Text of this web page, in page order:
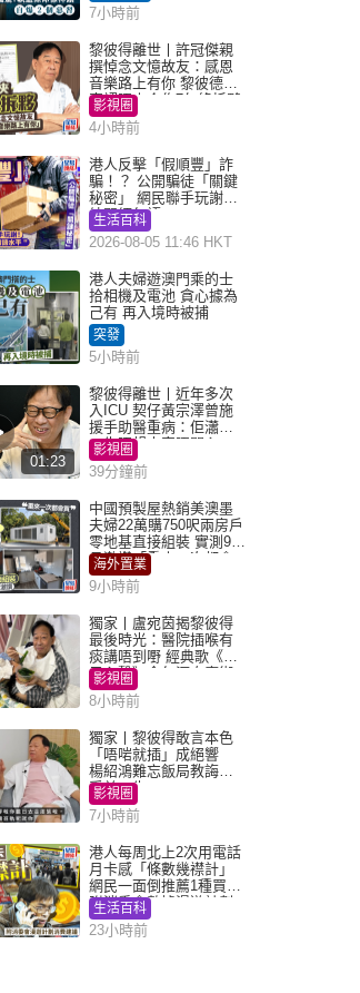
7小時前
黎彼得離世丨許冠傑親
撰悼念文憶故友：感恩
音樂路上有你 黎彼德曾
直認唔夾合作7年終拆夥
影視圈
4小時前
港人反擊「假順豐」詐
騙！？ 公開騙徒「關鍵
秘密」 網民聯手玩謝：
練習緬甸語
生活百科
2026-08-05 11:46 HKT
港人夫婦遊澳門乘的士
拾相機及電池 貪心據為
己有 再入境時被捕
突發
5小時前
01:23
黎彼得離世丨近年多次
入ICU 契仔黃宗澤曾施
援手助醫重病：佢瀟灑
一生唔想大家唔開心
影視圈
39分鐘前
中國預製屋熱銷美澳墨
夫婦22萬購750呎兩房戶
零地基直接組裝 實測9個
月激讚「重來一次都會
買」
海外置業
9小時前
獨家丨盧宛茵揭黎彼得
最後時光：醫院插喉有
痰講唔到嘢 經典歌《浪
子心聲》金句源自廟街
睇相佬
影視圈
8小時前
獨家丨黎彼得敢言本色
「唔啱就插」成絕響
楊紹鴻難忘飯局教誨：
受益一生
影視圈
7小時前
港人每周北上2次用電話
月卡感「條數幾襟計」
網民一面倒推薦1種買法
附消委會數據漫遊計劃
消費提示
生活百科
23小時前